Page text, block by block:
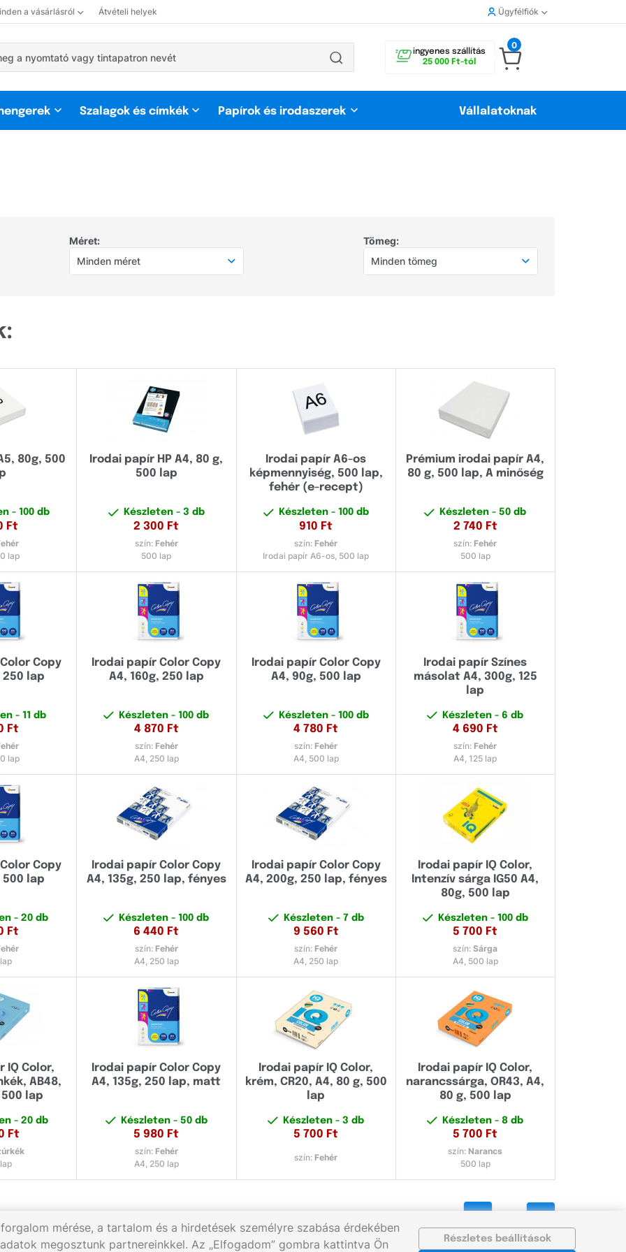
a vásárlásról Átvételi helyek Ügyfélfiók
ingyenes szállítás
25 000 Ft-tól
0
Szalagok és címkék Papírok és irodaszerek Vállalatoknak
Méret:
Minden méret
A5
Tömeg:
Minden tömeg
100 g/m²
200 g/m²
80g, 500
- 100 db
Ft
lap
Irodai papír HP A4, 80 g,
500 lap
Készleten - 3 db
2 300 Ft
szín: Fehér
500 lap
Irodai papír A6-os
képmennyiség, 500 lap,
fehér (e-recept)
Készleten - 100 db
910 Ft
szín: Fehér
Irodai papír A6-os, 500 lap
Prémium irodai papír A4,
80 g, 500 lap, A minőség
Készleten- 50 db
2 740 Ft
szín: Fehér
500 lap
Copy
250 lap
- 11 db
Ft
lap
Irodai papír Color Copy
A4, 160g, 250 lap
Készleten- 100 db
4 870 Ft
szín: Fehér
A4, 250 lap
Irodai papír Color Copy
A4, 90g, 500 lap
Készleten - 100 db
4 780 Ft
szín: Fehér
A4, 500 lap
Irodai papír Színes
másolat A4, 300g, 125
lap
Készleten- 6 db
4 690 Ft
szín: Fehér
A4, 125 lap
Copy
500 lap
- 20 db
Ft
Irodai papír Color Copy
A4, 135g, 250 lap, fényes
Készleten- 100 db
6 440 Ft
szín: Fehér
A4, 250 lap
Irodai papír Color Copy
A4, 200g, 250 lap, fényes
Készleten - 7 db
9 560 Ft
szín: Fehér
A4, 250 lap
Irodai papír IQ Color,
Intenzív sárga IG50 A4,
80g, 500 lap
Készleten - 100 db
5 700 Ft
szín:Sárga
A4, 500 lap
IQ Color,
AB48,
500 lap
- 20 db
Ft
Irodai papír Color Copy
A4, 135g, 250 lap, matt
Készleten - 50 db
5 980 Ft
szín: Fehér
A4, 250 lap
Irodai papír IQ Color,
krém, CR20, A4, 80 g, 500
lap
Készleten- 3 db
5 700 Ft
szín: Fehér
Irodai papír IQ Color,
narancssárga, OR43, A4,
80 g, 500 lap
Készleten- 8 db
5 700 Ft
szín: Narancs
500 lap
mérése, a tartalom és a hirdetések személyre szabása érdekében
megosztunk partnereinkkel. Az „Elfogadom” gombra kattintva Ön
Részletes beállítások